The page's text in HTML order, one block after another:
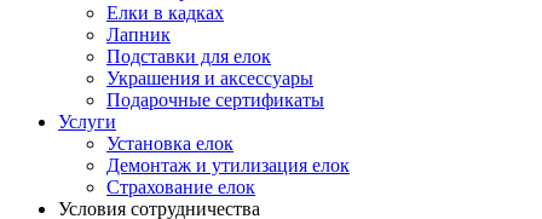
Елки в кадках
Лапник
Подставки для елок
Украшения и аксессуары
Подарочные сертификаты
Услуги
Установка елок
Демонтаж и утилизация елок
Страхование елок
Условия сотрудничества